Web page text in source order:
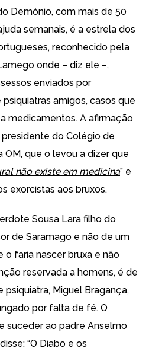
Demónio, com mais de 50
semanais, é a estrela dos
reconhecido pela
onde – diz ele –,
enviados por
amigos, casos que
medicamentos. A afirmação
do Colégio de
OM, que o levou a dizer que
não existe em medicina” e
exorcistas aos bruxos.
Sousa Lara filho do
de Saramago e não de um
o faria nascer bruxa e não
reservada a homens, é de
psiquiatra, Miguel Bragança,
por falta de fé. O
suceder ao padre Anselmo
“O Diabo e os